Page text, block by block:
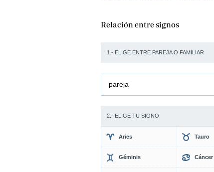
Relación entre signos
1.- ELIGE ENTRE PAREJA O FAMILIAR
pareja
2.- ELIGE TU SIGNO
Aries Tauro
Géminis Cáncer